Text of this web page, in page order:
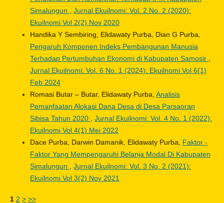
Simalungun , Jurnal Ekuilnomi: Vol. 2 No. 2 (2020):
Ekuilnomi Vol 2(2) Nov 2020
Handika Y Sembiring, Elidawaty Purba, Dian G Purba,
Pengaruh Komponen Indeks Pembangunan Manusia
Terhadap Pertumbuhan Ekonomi di Kabupaten Samosir ,
Jurnal Ekuilnomi: Vol. 6 No. 1 (2024): Ekuilnomi Vol 6(1)
Feb 2024
Romasi Butar – Butar, Elidawaty Purba, Analisis
Pemanfaatan Alokasi Dana Desa di Desa Parsaoran
Sibisa Tahun 2020 , Jurnal Ekuilnomi: Vol. 4 No. 1 (2022):
Ekuilnomi Vol 4(1) Mei 2022
Dace Purba, Darwin Damanik, Elidawaty Purba, Faktor -
Faktor Yang Mempengaruhi Belanja Modal Di Kabupaten
Simalungun , Jurnal Ekuilnomi: Vol. 3 No. 2 (2021):
Ekuilnomi Vol 3(2) Nov 2021
1 2 > >>